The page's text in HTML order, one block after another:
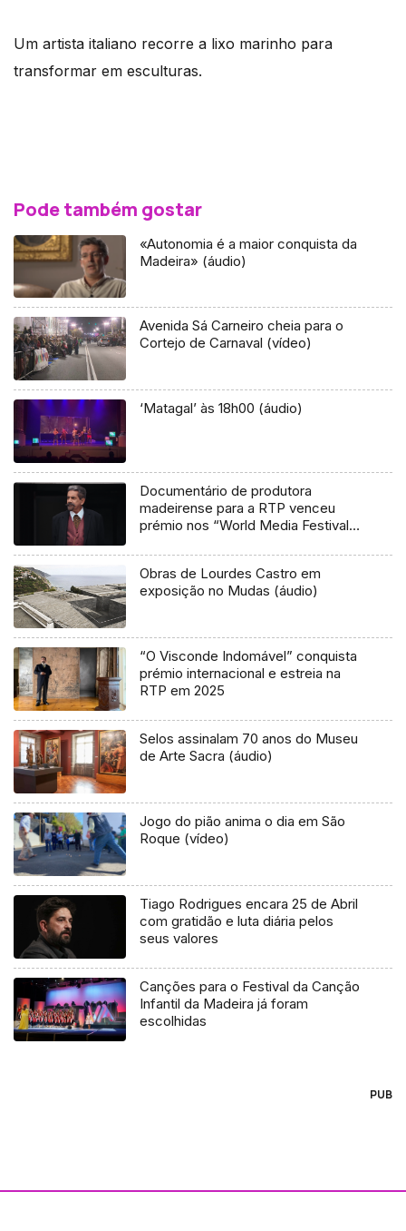
Um artista italiano recorre a lixo marinho para
transformar em esculturas.
Pode também gostar
«Autonomia é a maior conquista da
Madeira» (áudio)
Avenida Sá Carneiro cheia para o
Cortejo de Carnaval (vídeo)
‘Matagal’ às 18h00 (áudio)
Documentário de produtora
madeirense para a RTP venceu
prémio nos “World Media Festivals”
Obras de Lourdes Castro em
exposição no Mudas (áudio)
“O Visconde Indomável” conquista
prémio internacional e estreia na
RTP em 2025
Selos assinalam 70 anos do Museu
de Arte Sacra (áudio)
Jogo do pião anima o dia em São
Roque (vídeo)
Tiago Rodrigues encara 25 de Abril
com gratidão e luta diária pelos
seus valores
Canções para o Festival da Canção
Infantil da Madeira já foram
escolhidas
PUB